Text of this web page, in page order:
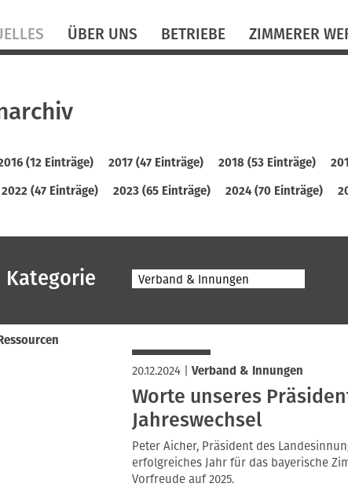
ÜBER UNS BETRIEBE ZIMMERER
(12 Einträge) 2017 (47 Einträge) 2018 (53 Einträge)
2022 (47 Einträge) 2023 (65 Einträge) 2024 (70 Einträge)
Kategorie Verband & Innungen
20.12.2024| Verband & Innungen
Worte unseres
Jahreswechsel
Peter Aicher, Präsident des
erfolgreiches Jahr für das bayerische
Vorfreude auf 2025.